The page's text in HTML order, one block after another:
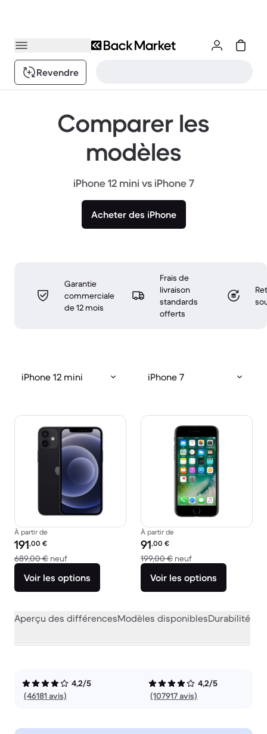
Revendre
Comparer les
modèles
iPhone 12 mini vs iPhone 7
Acheter des iPhone
Garantie
commerciale
de 12 mois
Frais de
livraison
standards
offerts
iPhone 12 mini iPhone 7
À partir de
Prix reconditionné :
191,00 €
689,00 € neufcontre 689,00 € neuf
Voir les options
À partir de
Prix reconditionné :
91,00 €
199,00 € neufcontre 199,00 €
Voir les options
Aperçu des différencesModèles disponiblesDurabilité
4,2/5
(46181 avis)
4,2/5
(107917 avis)